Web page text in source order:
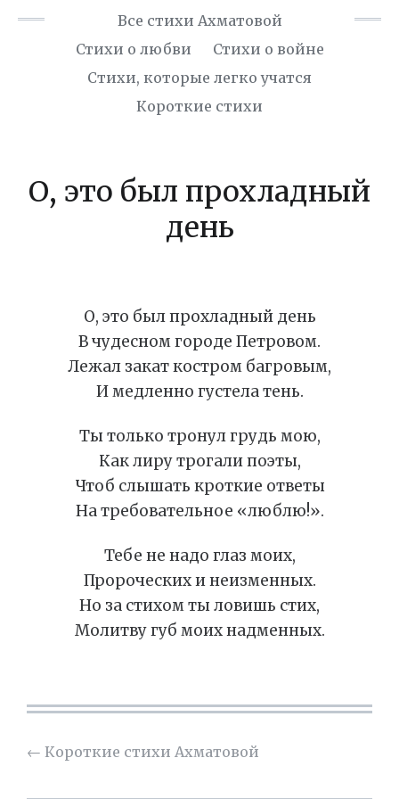
Все стихи Ахматовой
Стихи о любви
Стихи о войне
Cтихи, которые легко учатся
Короткие стихи
О, это был прохладный
день
О, это был прохладный день
В чудесном городе Петровом.
Лежал закат костром багровым,
И медленно густела тень.
Ты только тронул грудь мою,
Как лиру трогали поэты,
Чтоб слышать кроткие ответы
На требовательное «люблю!».
Тебе не надо глаз моих,
Пророческих и неизменных.
Но за стихом ты ловишь стих,
Молитву губ моих надменных.
← Короткие стихи Ахматовой